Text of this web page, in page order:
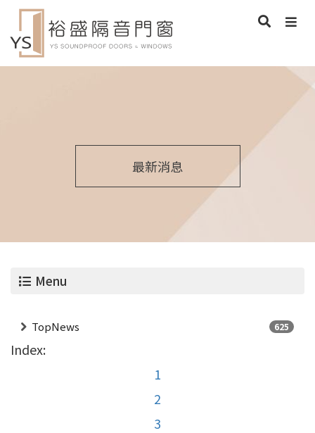
最新消息
Menu
TopNews 625
Index:
1
2
3